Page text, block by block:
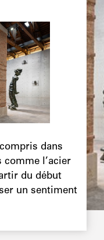
dans
comme l’acier
du début
un sentiment